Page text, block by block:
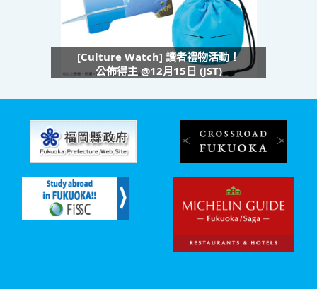
[Culture Watch] 讀者禮物活動！
公佈得主 @12月15日 (JST)